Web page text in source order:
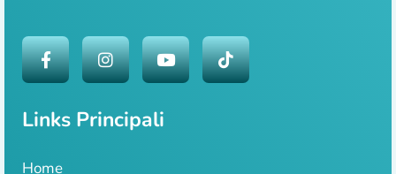
Links Principali
Home